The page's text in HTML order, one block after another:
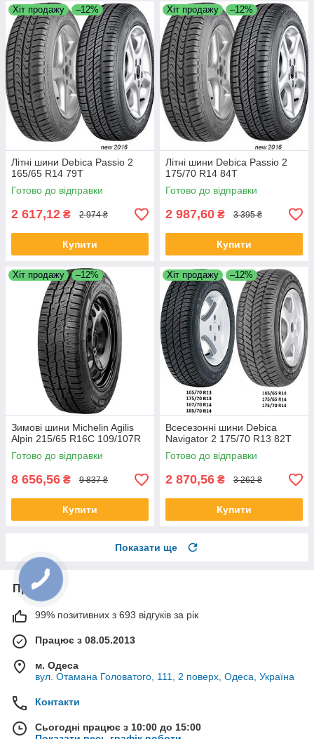
Хіт продажу –12%
Літні шини Debica Passio 2
165/65 R14 79T
Готово до відправки
2 617,12 ₴ 2 974 ₴
Купити
Хіт продажу –12%
Літні шини Debica Passio 2
175/70 R14 84T
Готово до відправки
2 987,60 ₴ 3 395 ₴
Купити
Хіт продажу –12%
Зимові шини Michelin Agilis
Alpin 215/65 R16C 109/107R
Готово до відправки
8 656,56 ₴ 9 837 ₴
Купити
Хіт продажу –12%
Всесезонні шини Debica
Navigator 2 175/70 R13 82T
Готово до відправки
2 870,56 ₴ 3 262 ₴
Купити
Показати ще
Про нас
99% позитивних з 693 відгуків за рік
Працює з 08.05.2013
м. Одеса
вул. Отамана Головатого, 111, 2 поверх, Одеса, Україна
Контакти
Сьогодні працює з 10:00 до 15:00